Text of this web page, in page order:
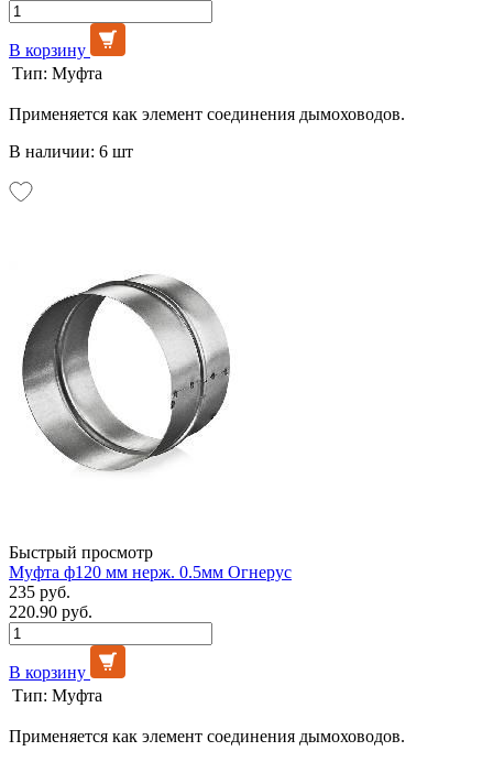
В корзину
Тип: Муфта
Применяется как элемент соединения дымоховодов.
В наличии: 6 шт
Быстрый просмотр
Муфта ф120 мм нерж. 0.5мм Огнерус
235 руб.
220.90 руб.
В корзину
Тип: Муфта
Применяется как элемент соединения дымоховодов.